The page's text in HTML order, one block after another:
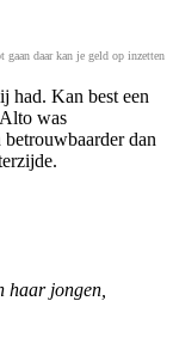
daar kan je geld op inzetten
had. Kan best een
was
dan
haar jongen,